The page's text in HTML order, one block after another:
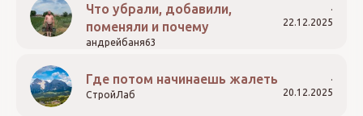
Что убрали, добавили,
поменяли и почему
андрейбаня63
22.12.2025
Где потом начинаешь жалеть
СтройЛаб 20.12.2025